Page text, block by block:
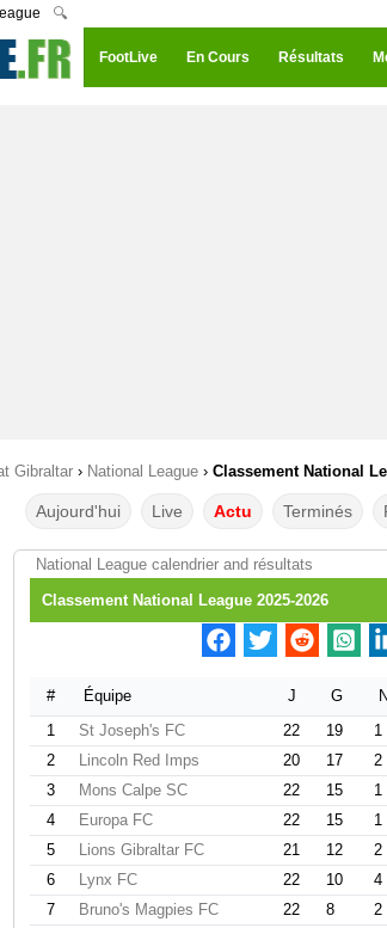
🔍
FootLive En Cours Résultats
Gibraltar › National League › Classement National
Aujourd'hui Live Actu Terminés
National League calendrier and résultats
Classement National League 2025-2026
# Équipe J G N
1
St Joseph's FC 22 19 1
2
Lincoln Red Imps 20 17 2
3
Mons Calpe SC 22 15 1
4
Europa FC 22 15 1
5
Lions Gibraltar FC 21 12 2
6
Lynx FC 22 10 4
7
Bruno's Magpies FC 22 8 2